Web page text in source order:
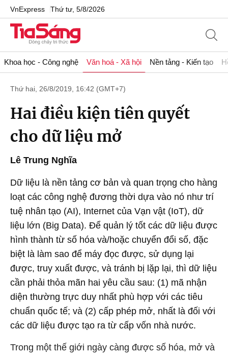
VnExpress Thứ tư, 5/8/2026
Khoa học - Công nghệ Văn hoá - Xã hội Nền tảng - Kiến tạo
Thứ hai, 26/8/2019, 16:42 (GMT+7)
Hai điều kiện tiên quyết
cho dữ liệu mở
Lê Trung Nghĩa
Dữ liệu là nền tảng cơ bản và quan trọng cho hàng
loạt các công nghệ đương thời dựa vào nó như trí
tuệ nhân tạo (AI), Internet của Vạn vật (IoT), dữ
liệu lớn (Big Data). Để quản lý tốt các dữ liệu được
hình thành từ số hóa và/hoặc chuyển đổi số, đặc
biệt là làm sao để máy đọc được, sử dụng lại
được, truy xuất được, và tránh bị lặp lại, thì dữ liệu
cần phải thỏa mãn hai yêu cầu sau: (1) mã nhận
diện thường trực duy nhất phù hợp với các tiêu
chuẩn quốc tế; và (2) cấp phép mở, nhất là đối với
các dữ liệu được tạo ra từ cấp vốn nhà nước.
Trong một thế giới ngày càng được số hóa, mở và